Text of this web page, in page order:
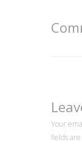
Your
fields